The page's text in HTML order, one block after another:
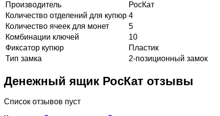
Производитель
РосКат
Количество отделений для купюр 4
Количество ячеек для монет
5
Комбинации ключей
10
Фиксатор купюр
Пластик
Тип замка
2-позиционный замок
Денежный ящик РосКат отзывы
Список отзывов пуст